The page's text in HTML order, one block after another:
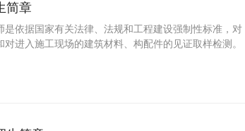
简章
依据国家有关法律、法规和工程建设强制性标准，对
进入施工现场的建筑材料、构配件的见证取样检测。
全检测结果的不合格情况，及时报告工程所在地建设